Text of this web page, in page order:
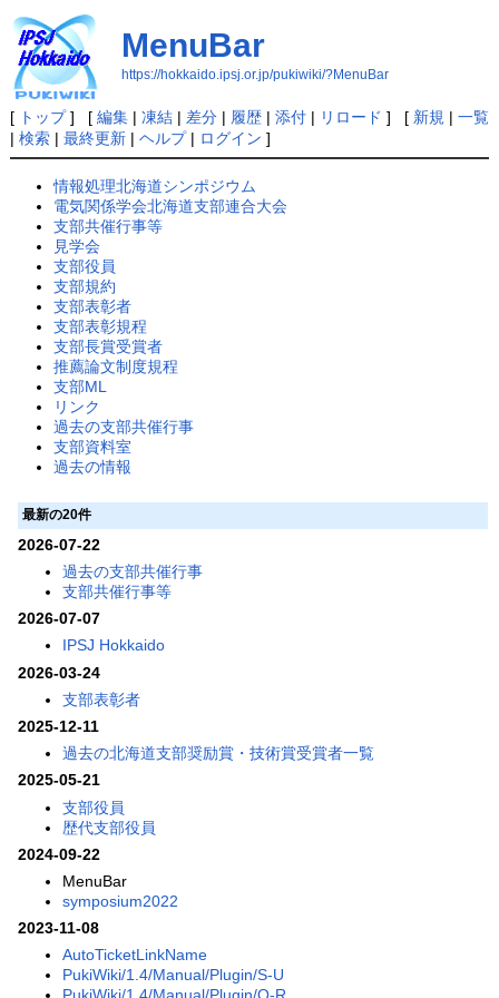
MenuBar
https://hokkaido.ipsj.or.jp/pukiwiki/?MenuBar
[ トップ] [ 編集| 凍結| 差分| 履歴| 添付| リロード ] [ 新規 | 一覧
| 検索| 最終更新| ヘルプ| ログイン ]
情報処理北海道シンポジウム
電気関係学会北海道支部連合大会
支部共催行事等
見学会
支部役員
支部規約
支部表彰者
支部表彰規程
支部長賞受賞者
推薦論文制度規程
支部ML
リンク
過去の支部共催行事
支部資料室
過去の情報
最新の20件
2026-07-22
過去の支部共催行事
支部共催行事等
2026-07-07
IPSJ Hokkaido
2026-03-24
支部表彰者
2025-12-11
過去の北海道支部奨励賞・技術賞受賞者一覧
2025-05-21
支部役員
歴代支部役員
2024-09-22
MenuBar
symposium2022
2023-11-08
AutoTicketLinkName
PukiWiki/1.4/Manual/Plugin/S-U